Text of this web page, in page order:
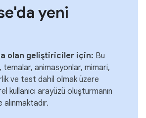
yeni
olan geliştiriciler için: Bu
temalar, animasyonlar, mimari,
ve test dahil olmak üzere
kullanıcı arayüzü oluşturmanın